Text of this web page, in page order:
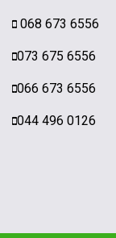
068 673 6556
073 675 6556
066 673 6556
044 496 0126